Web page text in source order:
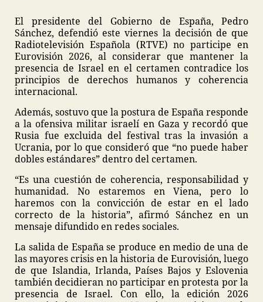
El presidente del Gobierno de España, Pedro
Sánchez, defendió este viernes la decisión de que
Radiotelevisión Española (RTVE) no participe en
Eurovisión 2026, al considerar que mantener la
presencia de Israel en el certamen contradice los
principios de derechos humanos y coherencia
internacional.
Además, sostuvo que la postura de España responde
a la ofensiva militar israelí en Gaza y recordó que
Rusia fue excluida del festival tras la invasión a
Ucrania, por lo que consideró que “no puede haber
dobles estándares” dentro del certamen.
“Es una cuestión de coherencia, responsabilidad y
humanidad. No estaremos en Viena, pero lo
haremos con la convicción de estar en el lado
correcto de la historia”, afirmó Sánchez en un
mensaje difundido en redes sociales.
La salida de España se produce en medio de una de
las mayores crisis en la historia de Eurovisión, luego
de que Islandia, Irlanda, Países Bajos y Eslovenia
también decidieran no participar en protesta por la
presencia de Israel. Con ello, la edición 2026